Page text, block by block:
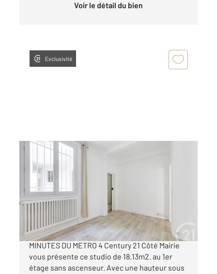
Voir le détail du bien
Exclusivité
MONTROUGE 92
18,13 m
Ref : 11015
Appartement F1 à vendre
139 000 €
MONTROUGE - RAVALEMENT RECENT A 10
MINUTES DU METRO 4 Century 21 Côté Mairie
vous présente ce studio de 18.13m2. au 1er
étage sans ascenseur. Avec une hauteur sous